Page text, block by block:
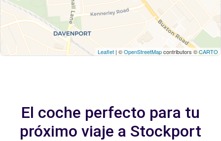
Leaflet | ©OpenStreetMapcontributors ©CARTO
El coche perfecto para tu
próximo viaje a Stockport